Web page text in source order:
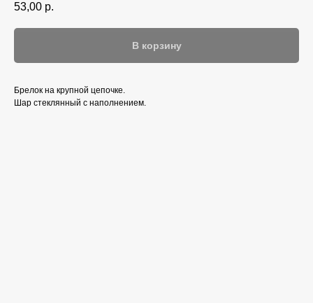
53,00 р.
В корзину
Брелок на крупной цепочке.
Шар стеклянный с наполнением.